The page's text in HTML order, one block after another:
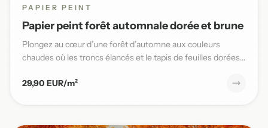
PAPIER PEINT
Papier peint forêt automnale dorée et brune
Plongez au cœur d’une forêt d’automne aux couleurs
chaudes où les troncs élancés et le tapis de feuilles dorées
29,90 EUR/m²